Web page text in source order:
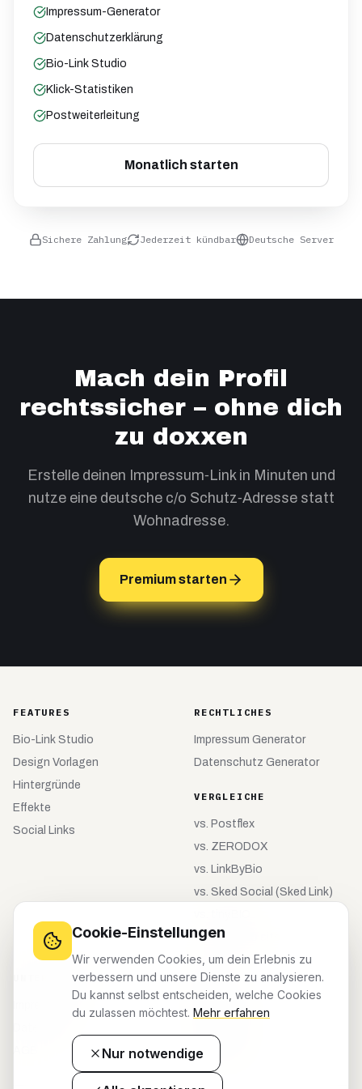
Impressum-Generator
Datenschutzerklärung
Bio-Link Studio
Klick-Statistiken
Postweiterleitung
Monatlich starten
Sichere Zahlung Jederzeit kündbar Deutsche Server
Mach dein Profil
rechtssicher – ohne dich
zu doxxen
Erstelle deinen Impressum‑Link in Minuten und
nutze eine deutsche c/o Schutz‑Adresse statt
Wohnadresse.
Premium starten
FEATURES
Bio-Link Studio
Design Vorlagen
Hintergründe
Effekte
Social Links
RECHTLICHES
Impressum Generator
Datenschutz Generator
VERGLEICHE
vs. Postflex
vs. ZERODOX
vs. LinkByBio
vs. Sked Social (Sked Link)
vs.meinebio.site
UNTERNEHMEN KONTO
Registrieren
Dashboard
Cookie-Einstellungen
Wir verwenden Cookies, um dein Erlebnis zu
verbessern und unsere Dienste zu analysieren.
Du kannst selbst entscheiden, welche Cookies
du zulassen möchtest. Mehr erfahren
Nur notwendige